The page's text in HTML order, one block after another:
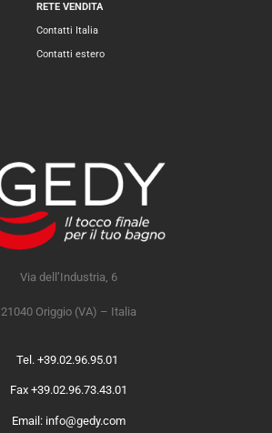
RETE VENDITA
Contatti Italia
Contatti estero
Via dell’Industria, 6
21040 Origgio (VA) – Italia
Tel. +39.02.96.95.01
Fax +39.02.96.73.43.01
Email: info@gedy.com